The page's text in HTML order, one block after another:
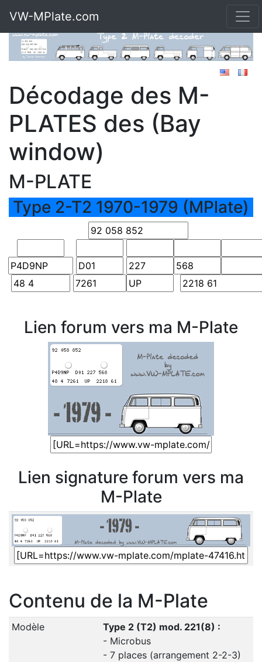
VW-MPlate.com
Décodage des M-
PLATES des (Bay
window)
M-PLATE
Type 2-T2 1970-1979 (MPlate)
Lien forum vers ma M-Plate
Lien signature forum vers ma
M-Plate
Contenu de la M-Plate
Modèle
Type 2 (T2) mod. 221(8) :
- Microbus
- 7 places (arrangement 2-2-3)